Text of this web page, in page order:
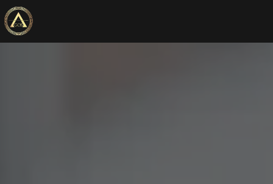
Panneau de gestion des cookies